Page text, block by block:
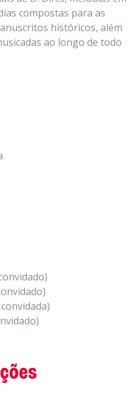
compostas para as
históricos, além
ao longo de todo